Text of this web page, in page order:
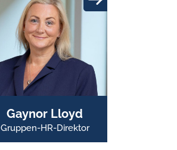
Gaynor Lloyd
Gruppen-HR-Direktor